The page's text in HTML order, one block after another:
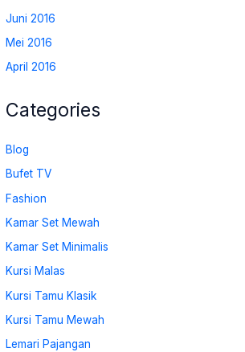
Juni 2016
Mei 2016
April 2016
Categories
Blog
Bufet TV
Fashion
Kamar Set Mewah
Kamar Set Minimalis
Kursi Malas
Kursi Tamu Klasik
Kursi Tamu Mewah
Lemari Pajangan